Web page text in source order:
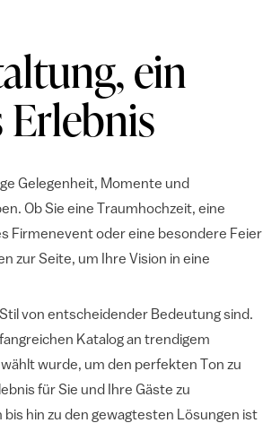
ein
Gelegenheit, Momente und
Ob Sie eine Traumhochzeit, eine
Firmenevent oder eine besondere Feier
zur Seite, um Ihre Vision in eine
von entscheidender Bedeutung sind.
Katalog an trendigem
wurde, um den perfekten Ton zu
für Sie und Ihre Gäste zu
hin zu den gewagtesten Lösungen ist